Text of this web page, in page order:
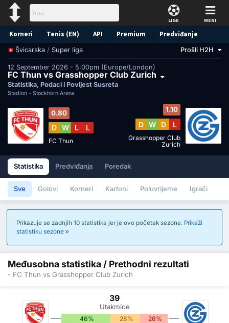
LIGE MENI
Korneri Tenis (EN) API Premium Predviđanje
Švicarska / Super liga Prošli H2H
12 September 2026 - 5:00pm (Europe/London)
FC Thun vs Grasshopper Club Zurich
Statistika, Podaci i Povijest Susreta
Stadion - Stockhorn Arena
0.80
D W L L
FC Thun
1.10
D W D L
Grasshopper Club
Zurich
Statistika Predviđanja Poredak
Sve Golovi Korneri Kartoni Poluvrijeme Igrači
Prikazuje se zadnjih 10 statistika jer je ovo početak sezone. Prikaži
statistiku sezone
Međusobna statistika / Prethodni rezultati
- FC Thun vs Grasshopper Club Zurich
39
Utakmice
46% 28% 26%